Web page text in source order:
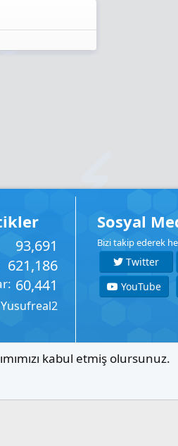
93,691
621,186
60,441
Yusufreal2
Sosyal
Bizi takip ederek
Twitter
YouTube
kabul etmiş olursunuz.